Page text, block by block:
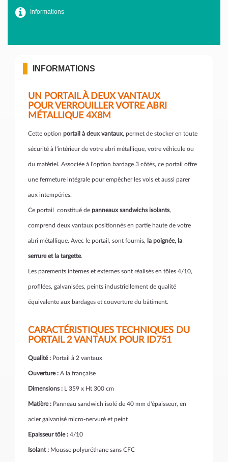
Informations
INFORMATIONS
UN PORTAIL À DEUX VANTAUX
POUR VERROUILLER VOTRE ABRI
MÉTALLIQUE 4X8M
Cette option portail à deux vantaux, permet de stocker en toute
sécurité à l'intérieur de votre abri métallique, votre véhicule ou
du matériel. Associée à l'option bardage 3 côtés, ce portail offre
une fermeture intégrale pour empêcher les vols et aussi parer
aux intempéries.
Ce portail constitué de panneaux sandwichs isolants,
comprend deux vantaux positionnés en partie haute de votre
abri métallique. Avec le portail, sont fournis, la poignée, la
serrure et la targette.
Les parements internes et externes sont réalisés en tôles 4/10,
profilées, galvanisées, peints industriellement de qualité
équivalente aux bardages et couverture du bâtiment.
CARACTÉRISTIQUES TECHNIQUES DU
PORTAIL 2 VANTAUX POUR ID751
Qualité : Portail à 2 vantaux
Ouverture : A la française
Dimensions : L 359 x Ht 300 cm
Matière : Panneau sandwich isolé de 40 mm d'épaisseur, en
acier galvanisé micro-nervuré et peint
Epaisseur tôle : 4/10
Isolant : Mousse polyuréthane sans CFC